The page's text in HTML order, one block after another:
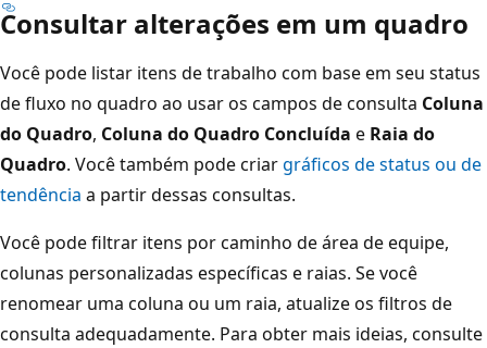
Consultar alterações em um quadro
Você pode listar itens de trabalho com base em seu status
de fluxo no quadro ao usar os campos de consulta Coluna
do Quadro, Coluna do Quadro Concluída e Raia do
Quadro. Você também pode criargráficos de status ou de
tendência a partir dessas consultas.
Você pode filtrar itens por caminho de área de equipe,
colunas personalizadas específicas e raias. Se você
renomear uma coluna ou um raia, atualize os filtros de
consulta adequadamente. Para obter mais ideias, consulte